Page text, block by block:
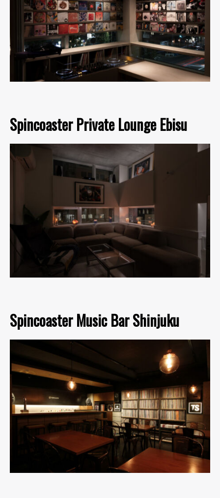
Spincoaster Private Lounge Ebisu
Spincoaster Music Bar Shinjuku